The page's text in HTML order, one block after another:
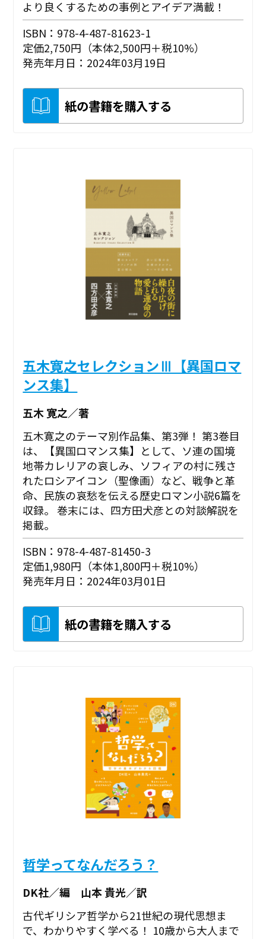
より良くするための事例とアイデア満載！
ISBN：978-4-487-81623-1
定価2,750円（本体2,500円＋税10%）
発売年月日：2024年03月19日
紙の書籍を購入する
五木寛之セレクションⅢ【異国ロマ
ンス集】
五木 寛之／著
五木寛之のテーマ別作品集、第3弾！ 第3巻目
は、【異国ロマンス集】として、ソ連の国境
地帯カレリアの哀しみ、ソフィアの村に残さ
れたロシアイコン（聖像画）など、戦争と革
命、民族の哀愁を伝える歴史ロマン小説6篇を
収録。 巻末には、四方田犬彦との対談解説を
掲載。
ISBN：978-4-487-81450-3
定価1,980円（本体1,800円＋税10%）
発売年月日：2024年03月01日
紙の書籍を購入する
哲学ってなんだろう？
DK社／編 山本 貴光／訳
古代ギリシア哲学から21世紀の現代思想ま
で、わかりやすく学べる！ 10歳から大人まで